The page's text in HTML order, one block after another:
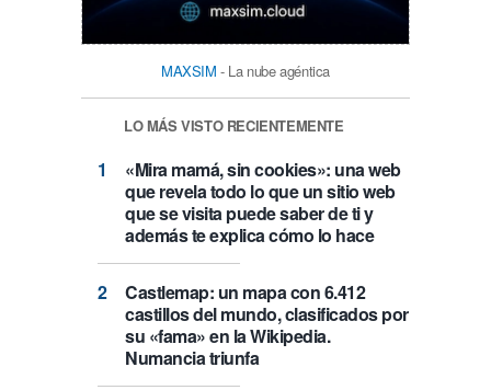
MAXSIM - La nube agéntica
LO MÁS VISTO RECIENTEMENTE
«Mira mamá, sin cookies»: una web
que revela todo lo que un sitio web
que se visita puede saber de ti y
además te explica cómo lo hace
Castlemap: un mapa con 6.412
castillos del mundo, clasificados por
su «fama» en la Wikipedia.
Numancia triunfa